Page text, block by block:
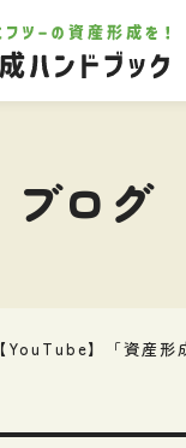
ブログ
【YouTube】「資産